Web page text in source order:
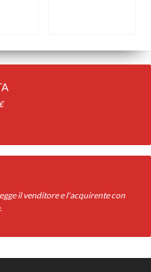
il venditore e l'acquirente con